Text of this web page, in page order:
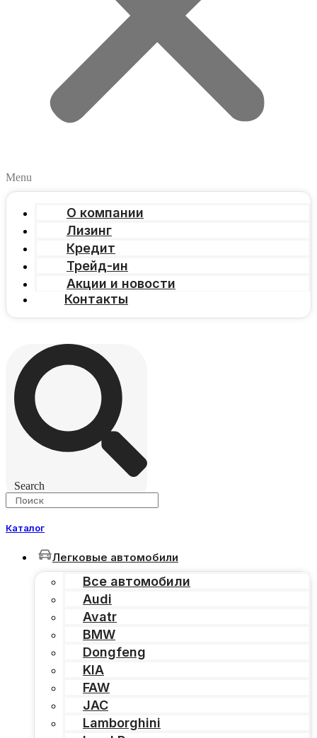
Menu
О компании
Лизинг
Кредит
Трейд-ин
Акции и новости
Контакты
Search
Каталог
Легковые автомобили
Все автомобили
Audi
Avatr
BMW
Dongfeng
KIA
FAW
JAC
Lamborghini